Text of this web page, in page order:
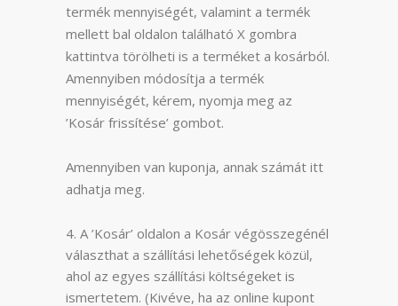
termék mennyiségét, valamint a termék
mellett bal oldalon található X gombra
kattintva törölheti is a terméket a kosárból.
Amennyiben módosítja a termék
mennyiségét, kérem, nyomja meg az
’Kosár frissítése’ gombot.
Amennyiben van kuponja, annak számát itt
adhatja meg.
A ’Kosár’ oldalon a Kosár végösszegénél
választhat a szállítási lehetőségek közül,
ahol az egyes szállítási költségeket is
ismertetem. (Kivéve, ha az online kupont